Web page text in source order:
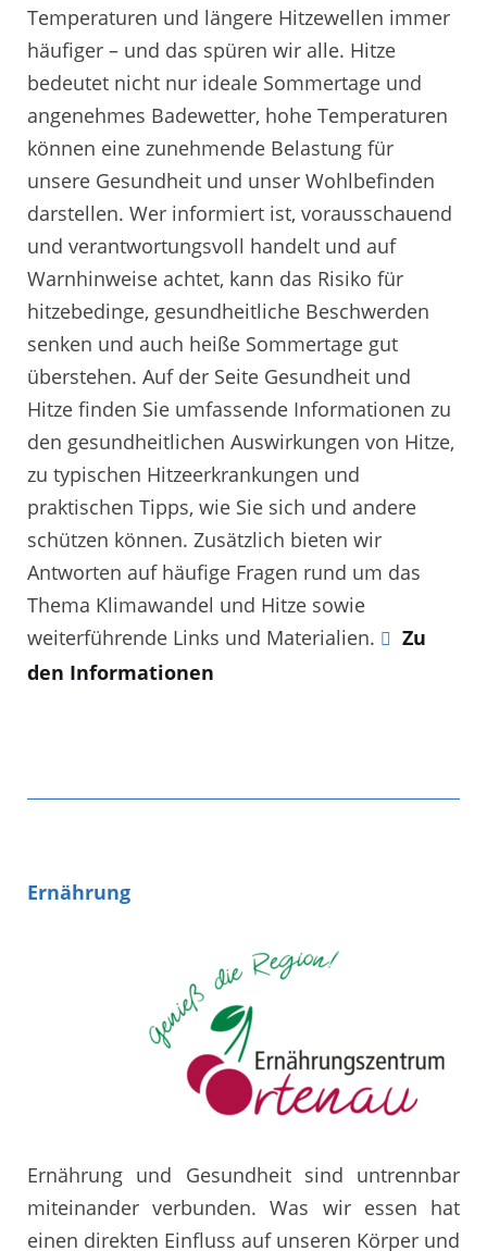
Temperaturen und längere Hitzewellen immer
häufiger – und das spüren wir alle. Hitze
bedeutet nicht nur ideale Sommertage und
angenehmes Badewetter, hohe Temperaturen
können eine zunehmende Belastung für
unsere Gesundheit und unser Wohlbefinden
darstellen. Wer informiert ist, vorausschauend
und verantwortungsvoll handelt und auf
Warnhinweise achtet, kann das Risiko für
hitzebedinge, gesundheitliche Beschwerden
senken und auch heiße Sommertage gut
überstehen. Auf der Seite Gesundheit und
Hitze finden Sie umfassende Informationen zu
den gesundheitlichen Auswirkungen von Hitze,
zu typischen Hitzeerkrankungen und
praktischen Tipps, wie Sie sich und andere
schützen können. Zusätzlich bieten wir
Antworten auf häufige Fragen rund um das
Thema Klimawandel und Hitze sowie
weiterführende Links und Materialien.
Zu
den Informationen
Ernährung
Ernährung und Gesundheit sind untrennbar
miteinander verbunden. Was wir essen hat
einen direkten Einfluss auf unseren Körper und